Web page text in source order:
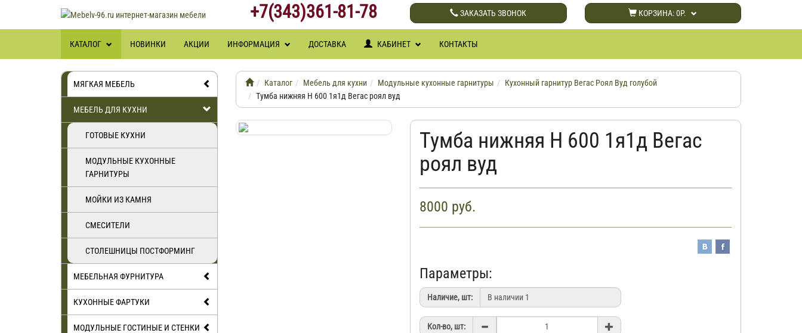
+7(343)361-81-78 ЗАКАЗАТЬ ЗВОНОК КОРЗИНА:0Р.
КАТАЛОГ НОВИНКИ АКЦИИ ИНФОРМАЦИЯ ДОСТАВКА КАБИНЕТ КОНТАКТЫ
МЯГКАЯ МЕБЕЛЬ
МЕБЕЛЬ ДЛЯ КУХНИ
ГОТОВЫЕ КУХНИ
МОДУЛЬНЫЕ КУХОННЫЕ
ГАРНИТУРЫ
МОЙКИ ИЗ КАМНЯ
СМЕСИТЕЛИ
СТОЛЕШНИЦЫ ПОСТФОРМИНГ
МЕБЕЛЬНАЯ ФУРНИТУРА
КУХОННЫЕ ФАРТУКИ
МОДУЛЬНЫЕ ГОСТИНЫЕ И СТЕНКИ
Каталог Мебель для кухни Модульные кухонные гарнитуры
Кухонный гарнитур Вегас Роял Вуд голубой
Тумба нижняя Н 600 1я1д Вегас роял вуд
Тумба нижняя Н 600 1я1д Вегас
роял вуд
8000 руб.
Параметры:
Наличие, шт:
Кол-во, шт: